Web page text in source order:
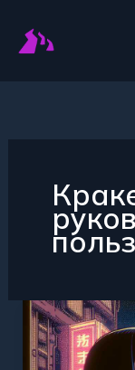
содержимому
Кракен
в
даркнете